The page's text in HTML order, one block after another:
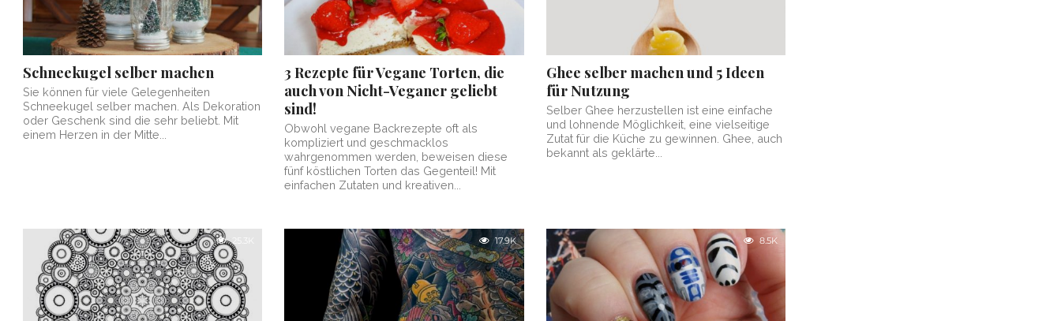
Schneekugel selber machen
Sie können für viele Gelegenheiten
Schneekugel selber machen. Als Dekoration
oder Geschenk sind die sehr beliebt. Mit
einem Herzen in der Mitte...
3 Rezepte für Vegane Torten, die
auch von Nicht-Veganer geliebt
sind!
Obwohl vegane Backrezepte oft als
kompliziert und geschmacklos
wahrgenommen werden, beweisen diese
fünf köstlichen Torten das Gegenteil! Mit
einfachen Zutaten und kreativen...
Ghee selber machen und 5 Ideen
für Nutzung
Selber Ghee herzustellen ist eine einfache
und lohnende Möglichkeit, eine vielseitige
Zutat für die Küche zu gewinnen. Ghee, auch
bekannt als geklärte...
25.3K 17.9K 8.5K